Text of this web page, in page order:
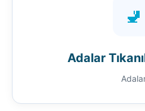
🚽
Adalar